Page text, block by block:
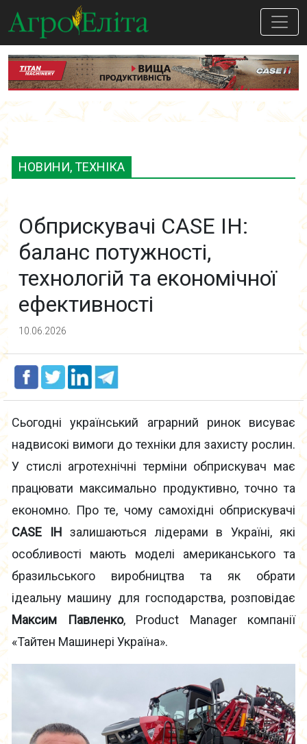
НОВИНИ, ТЕХНІКА
Обприскувачі CASE IH:
баланс потужності,
технологій та економічної
ефективності
10.06.2026
Сьогодні український аграрний ринок висуває
надвисокі вимоги до техніки для захисту рослин.
У стислі агротехнічні терміни обприскувач має
працювати максимально продуктивно, точно та
економно. Про те, чому самохідні обприскувачі
CASE IH залишаються лідерами в Україні, які
особливості мають моделі американського та
бразильського виробництва та як обрати
ідеальну машину для господарства, розповідає
Максим Павленко, Product Manager компанії
«Тайтен Машинері Україна».